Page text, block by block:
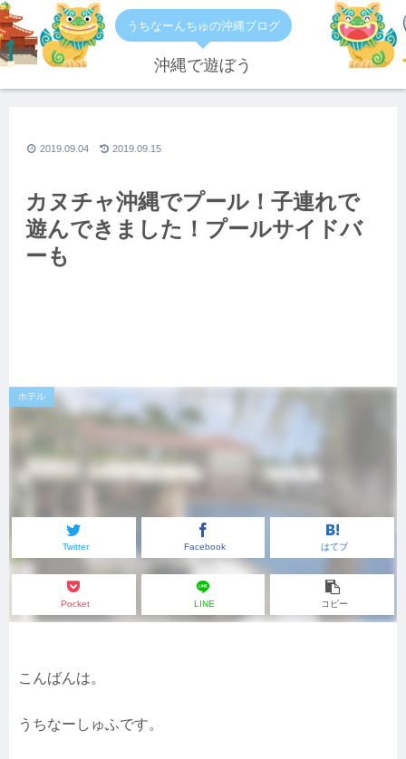
うちなーんちゅの沖縄ブログ
沖縄で遊ぼう
カヌチャ沖縄でプール！子連れで
遊んできました！プールサイドバ
ーも
ホテル
Twitter Facebook はてブ
Pocket LINE コピー
2019.09.15
2019.09.04
こんばんは。
うちなーしゅふです。